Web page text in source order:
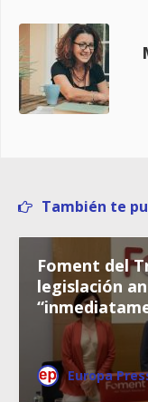
También te
Foment del
legislación
Europa